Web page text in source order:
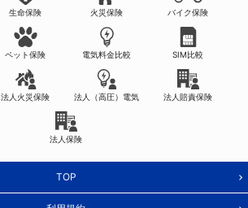
生命保険 火災保険 バイク保険
ペット保険 電気料金比較 SIM比較
法人火災保険 法人（高圧）電気 法人賠責保険
法人保険
TOP